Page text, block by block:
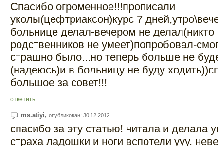
Спасибо огроменное!!!прописали
уколы(цефтриаксон)курс 7
больнице делал-вечером не делал(никто
родственников не умеет)попробовал-
страшно было...но теперь больше не
(надеюсь)и в больницу не буду
большое за совет!!!
ответить
ms.atiyi, опубликован: 30.12.2012
спасибо за эту статью! читала и делала
страха ладошки и ноги вспотели ууу.